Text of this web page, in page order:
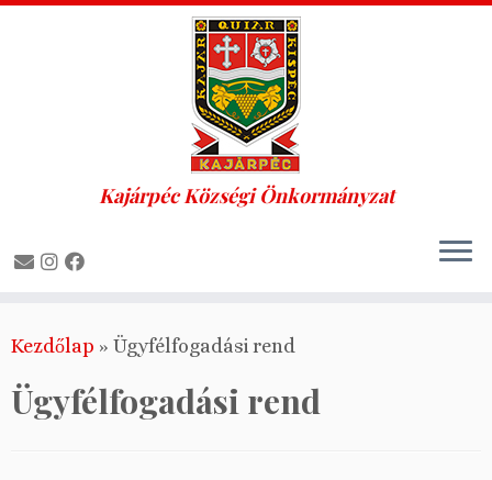
to
content
Kajárpéc Községi Önkormányzat
Kezdőlap » Ügyfélfogadási rend
Ügyfélfogadási rend